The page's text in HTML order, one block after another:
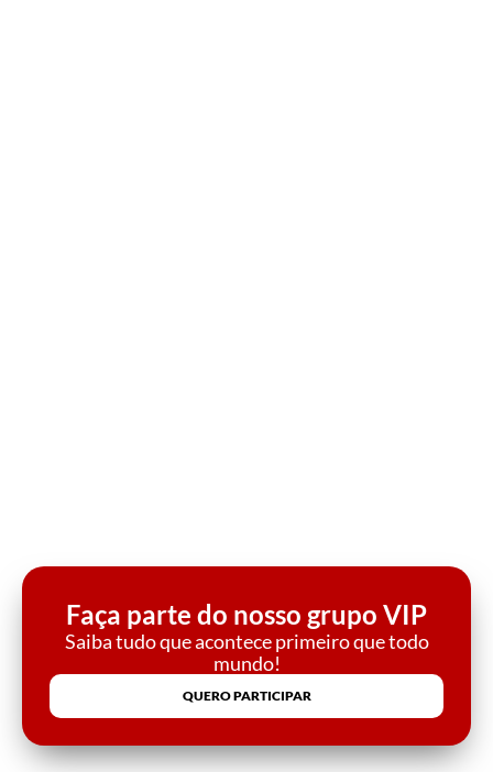
Faça parte do nosso grupo VIP
Saiba tudo que acontece primeiro que todo
mundo!
QUERO PARTICIPAR